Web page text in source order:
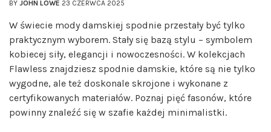
BY JOHN LOWE 23 CZERWCA 2025
W świecie mody damskiej spodnie przestały być tylko
praktycznym wyborem. Stały się bazą stylu – symbolem
kobiecej siły, elegancji i nowoczesności. W kolekcjach
Flawless znajdziesz spodnie damskie, które są nie tylko
wygodne, ale też doskonale skrojone i wykonane z
certyfikowanych materiałów. Poznaj pięć fasonów, które
powinny znaleźć się w szafie każdej minimalistki.